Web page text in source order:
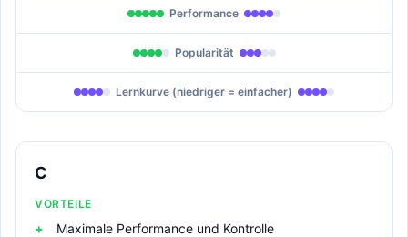
Performance
Popularität
Lernkurve (niedriger = einfacher)
C
VORTEILE
Maximale Performance und Kontrolle